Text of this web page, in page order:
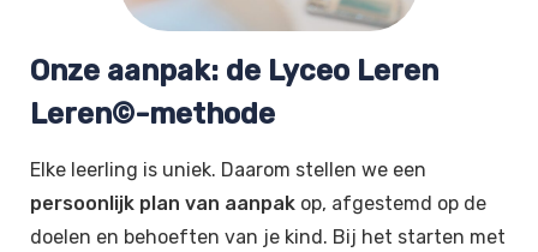
Onze aanpak: de Lyceo Leren
Leren©-methode
Elke leerling is uniek. Daarom stellen we een
persoonlijk plan van aanpak op, afgestemd op de
doelen en behoeften van je kind. Bij het starten met